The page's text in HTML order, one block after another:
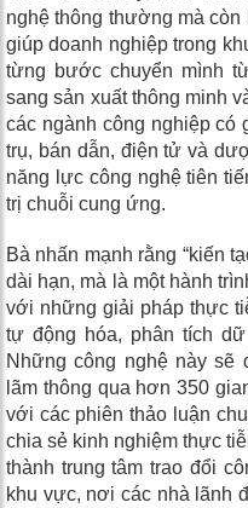
nghệ thông thường mà
giúp doanh nghiệp trong
từng bước chuyển mình
sang sản xuất thông minh
các ngành công nghiệp có
trụ, bán dẫn, điện tử và
năng lực công nghệ tiên
trị chuỗi cung ứng.
Bà nhấn mạnh rằng “kiến
dài hạn, mà là một hành
với những giải pháp thực
tự động hóa, phân tích
Những công nghệ này
lãm thông qua hơn 350
với các phiên thảo luận
chia sẻ kinh nghiệm thực
thành trung tâm trao đổi
khu vực, nơi các nhà lãnh